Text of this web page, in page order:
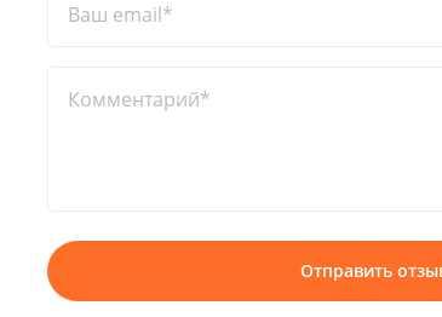
Ваш email*
Комментарий*
Отправить